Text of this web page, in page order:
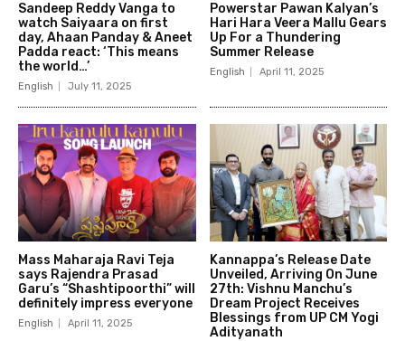
Sandeep Reddy Vanga to
watch Saiyaara on first
day, Ahaan Panday & Aneet
Padda react: ‘This means
the world…’
English July 11, 2025
Powerstar Pawan Kalyan’s
Hari Hara Veera Mallu Gears
Up For a Thundering
Summer Release
English April 11, 2025
Mass Maharaja Ravi Teja
says Rajendra Prasad
Garu’s “Shashtipoorthi” will
definitely impress everyone
English April 11, 2025
Kannappa’s Release Date
Unveiled, Arriving On June
27th: Vishnu Manchu’s
Dream Project Receives
Blessings from UP CM Yogi
Adityanath